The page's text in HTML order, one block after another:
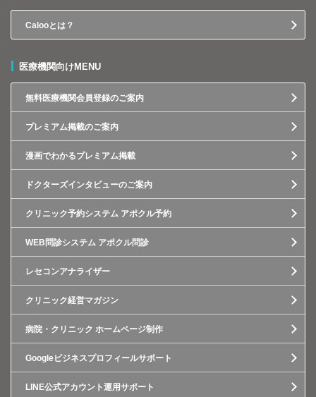
Calooとは？
医療機関向けMENU
無料医療機関会員登録のご案内
プレミアム掲載のご案内
漫画でわかるプレミアム掲載
ドクターズインタビューのご案内
クリニック予約システム アポクル予約
WEB問診システム アポクル問診
レセコンアナライザー
クリニック経営マガジン
病院・クリニック ホームページ制作
Googleビジネスプロフィールサポート
LINE公式アカウント運用サポート